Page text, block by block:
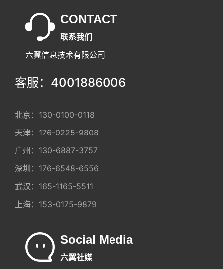
CONTACT
联系我们
六翼信息技术有限公司
客服：4001886006
北京： 130-0100-0118
天津： 176-0225-9808
广州： 130-6887-3757
深圳： 176-6548-6556
武汉： 165-1165-5511
上海： 153-0175-9879
Social Media
六翼社媒